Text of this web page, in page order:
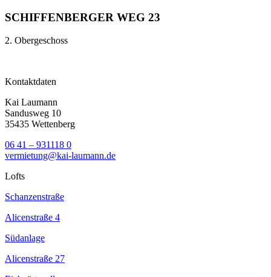
SCHIFFENBERGER WEG 23
2. Obergeschoss
Kontaktdaten
Kai Laumann
Sandusweg 10
35435 Wettenberg
06 41 – 931118 0
vermietung@kai-laumann.de
Lofts
Schanzenstraße
Alicenstraße 4
Südanlage
Alicenstraße 27